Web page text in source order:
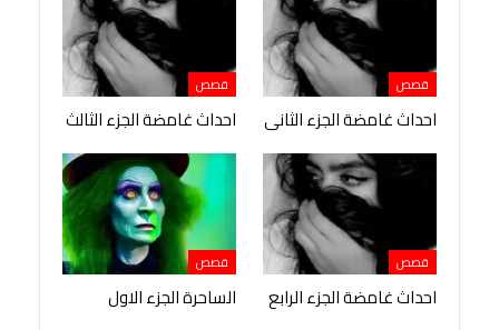
قصص
احداث غامضة الجزء الثانى
قصص
احداث غامضة الجزء الثالث
قصص
احداث غامضة الجزء الرابع
قصص
الساحرة الجزء الاول